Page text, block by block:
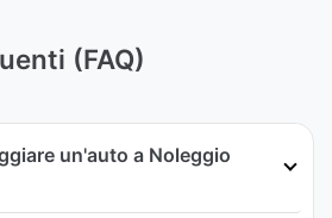
(FAQ)
un'auto a Noleggio